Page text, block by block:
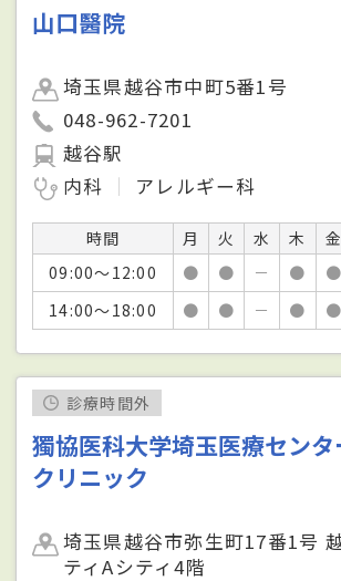
山口醫院
埼玉県越谷市中町5番1号
048-962-7201
越谷駅
内科
アレルギー科
時間 月 火 水 木 金
09:00～12:00
● ● － ● ●
14:00～18:00
● ● － ● ●
診療時間外
獨協医科大学埼玉医療セン
クリニック
埼玉県越谷市弥生町17番1号
ティAシティ4階